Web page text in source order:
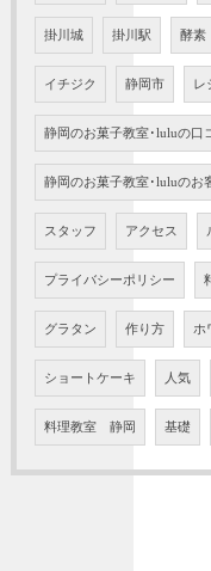
掛川城 掛川駅 酵素
イチジク 静岡市 レ
静岡のお菓子教室･luluの口
静岡のお菓子教室･luluのお
スタッフ アクセス
プライバシーポリシー
グラタン 作り方 ホ
ショートケーキ 人気
料理教室 静岡 基礎